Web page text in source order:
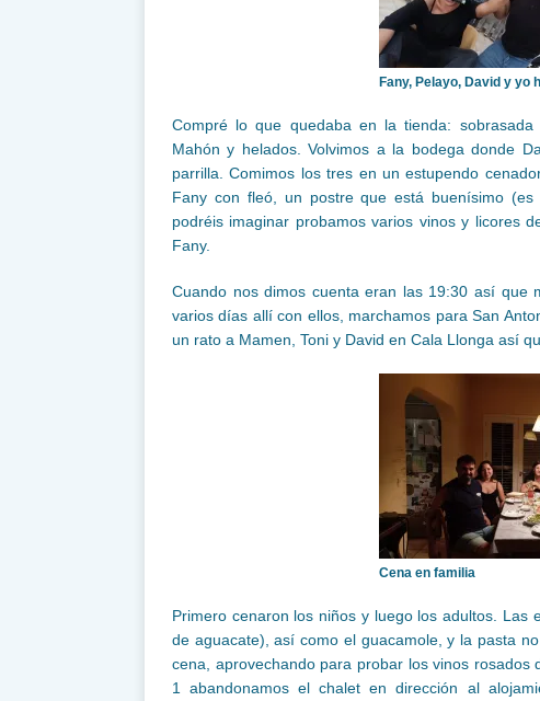
Fany, Pelayo, David y yo
Compré lo que quedaba en la tienda:
Mahón y helados. Volvimos a la bodega donde
parrilla. Comimos los tres en un estupendo
Fany con fleó, un postre que está buenísimo
podréis imaginar probamos varios vinos y licores
Fany.
Cuando nos dimos cuenta eran las 19:30 así que
varios días allí con ellos, marchamos para San
un rato a Mamen, Toni y David en Cala Llonga así
Cena en familia
Primero cenaron los niños y luego los adultos.
de aguacate), así como el guacamole, y la pasta
cena, aprovechando para probar los vinos
1 abandonamos el chalet en dirección al